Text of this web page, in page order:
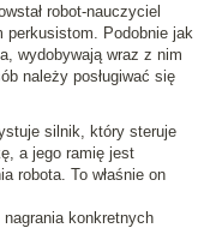
robot-nauczyciel
perkusistom. Podobnie jak
wydobywają wraz z nim
należy posługiwać się
silnik, który steruje
a jego ramię jest
robota. To właśnie on
konkretnych